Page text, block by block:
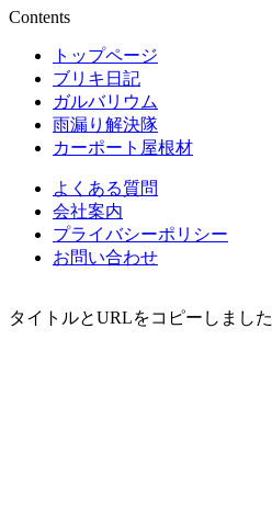
Contents
トップページ
ブリキ日記
ガルバリウム
雨漏り解決隊
カーポート屋根材
よくある質問
会社案内
プライバシーポリシー
お問い合わせ
タイトルとURLをコピーしました